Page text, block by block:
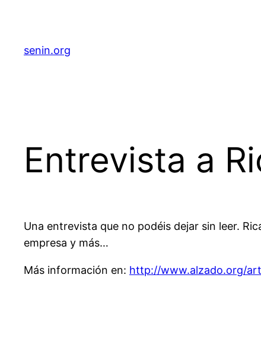
senin.org
Entrevista a
Una entrevista que no podéis dejar sin leer.
empresa y más…
Más información en: http://www.alzado.org/